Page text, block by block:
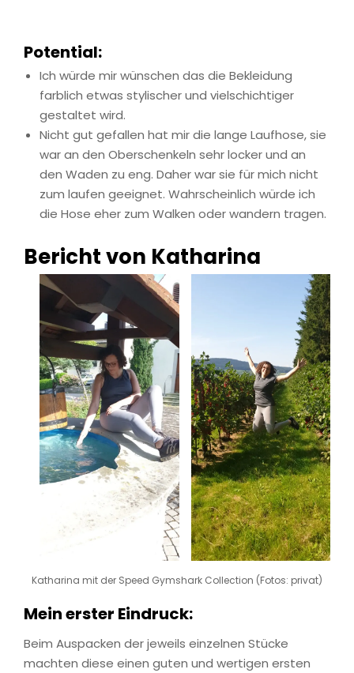
Potential:
Ich würde mir wünschen das die Bekleidung
farblich etwas stylischer und vielschichtiger
gestaltet wird.
Nicht gut gefallen hat mir die lange Laufhose, sie
war an den Oberschenkeln sehr locker und an
den Waden zu eng. Daher war sie für mich nicht
zum laufen geeignet. Wahrscheinlich würde ich
die Hose eher zum Walken oder wandern tragen.
Bericht von Katharina
Katharina mit der Speed Gymshark Collection (Fotos: privat)
Mein erster Eindruck:
Beim Auspacken der jeweils einzelnen Stücke
machten diese einen guten und wertigen ersten